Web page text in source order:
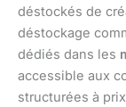
déstockés de
déstockage
dédiés dans les
accessible aux
structurées à